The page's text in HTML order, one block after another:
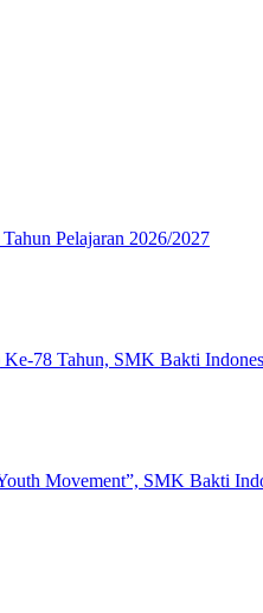
Pelajaran 2026/2027
78 Tahun, SMK Bakti
Movement”, SMK Bakti